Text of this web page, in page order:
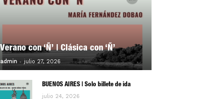
Verano con ‘Ñ’ | Clásica con ‘Ñ’
admin - julio 27, 2026 0
BUENOS AIRES | Solo billete de ida
julio 24, 2026